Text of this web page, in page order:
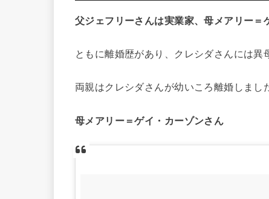
父ジェフリーさんは実業家、母メアリー＝
ともに離婚歴があり、クレシダさんには異
両親はクレシダさんが幼いころ離婚しまし
母メアリー＝ゲイ・カーゾンさん